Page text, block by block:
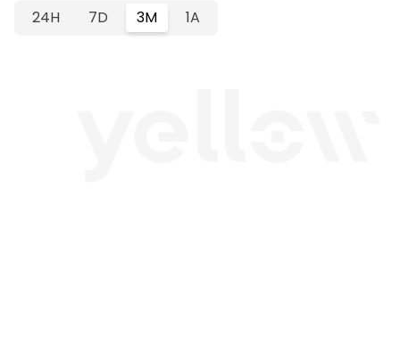
24H 7D 3M 1A